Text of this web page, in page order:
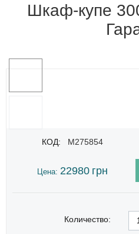
Шкаф-купе
КОД: M275854
Цена: 22980 грн
Количество: